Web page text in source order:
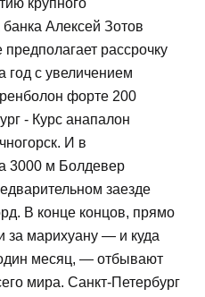
крупного
Алексей Зотов
рассрочку
год с увеличением
форте 200
- Курс анапалон
И в
3000 м Болдевер
заезде
В конце концов, прямо
за марихуану — и куда
месяц, — отбывают
мира. Санкт-Петербург